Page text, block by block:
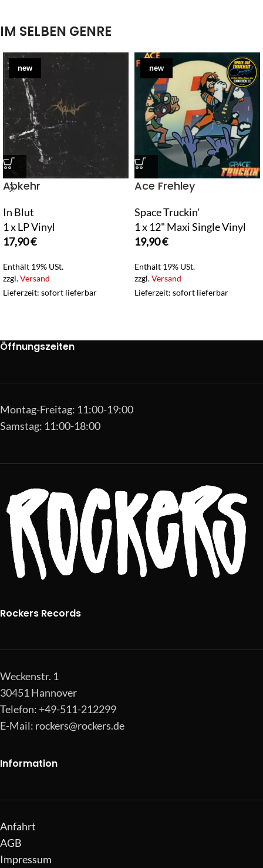
IM SELBEN GENRE
new
Abkehr
In Blut
1 x LP Vinyl
17,90€
Enthält 19% USt.
zzgl.Versand
Lieferzeit: sofort lieferbar
new
Ace Frehley
Space Truckin'
1 x 12" Maxi Single Vinyl
19,90€
Enthält 19% USt.
zzgl.Versand
Lieferzeit: sofort lieferbar
Öffnungszeiten
Montag-Freitag: 11:00-19:00
Samstag: 11:00-18:00
Rockers Records
Weckenstr. 1
30451 Hannover
Telefon: +49-511-212299
E-Mail: rockers@rockers.de
Information
Anfahrt
AGB
Impressum